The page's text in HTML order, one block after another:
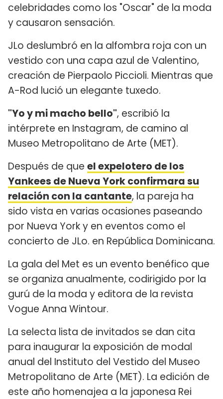
celebridades como los "Oscar" de la moda
y causaron sensación.
JLo deslumbró en la alfombra roja con un
vestido con una capa azul de Valentino,
creación de Pierpaolo Piccioli. Mientras que
A-Rod lució un elegante tuxedo.
"Yo y mi macho bello", escribió la
intérprete en Instagram, de camino al
Museo Metropolitano de Arte (MET).
Después de que el expelotero de los
Yankees de Nueva York confirmara su
relación con la cantante, la pareja ha
sido vista en varias ocasiones paseando
por Nueva York y en eventos como el
concierto de JLo. en República Dominicana.
La gala del Met es un evento benéfico que
se organiza anualmente, codirigido por la
gurú de la moda y editora de la revista
Vogue Anna Wintour.
La selecta lista de invitados se dan cita
para inaugurar la exposición de modal
anual del Instituto del Vestido del Museo
Metropolitano de Arte (MET). La edición de
este año homenajea a la japonesa Rei